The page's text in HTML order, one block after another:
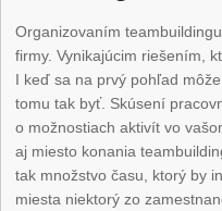
Organizovaním
firmy. Vynikajúcim riešením,
I keď sa na prvý pohľad
tomu tak byť. Skúsení
o možnostiach aktivít vo
aj miesto konania
tak množstvo času, ktorý by
miesta niektorý zo